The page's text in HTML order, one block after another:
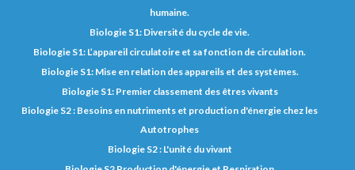
humaine.
Biologie S1: Diversité du cycle de vie.
Biologie S1: L’appareil circulatoire et sa fonction de circulation.
Biologie S1: Mise en relation des appareils et des systèmes.
Biologie S1: Premier classement des êtres vivants
Biologie S2 : Besoins en nutriments et production d'énergie chez les
Autotrophes
Biologie S2 : L'unité du vivant